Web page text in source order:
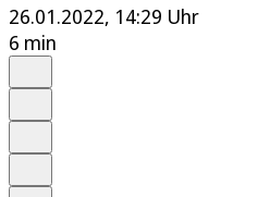
26.01.2022, 14:29 Uhr
6 min